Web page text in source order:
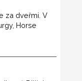
za dveřmi. V
Horse